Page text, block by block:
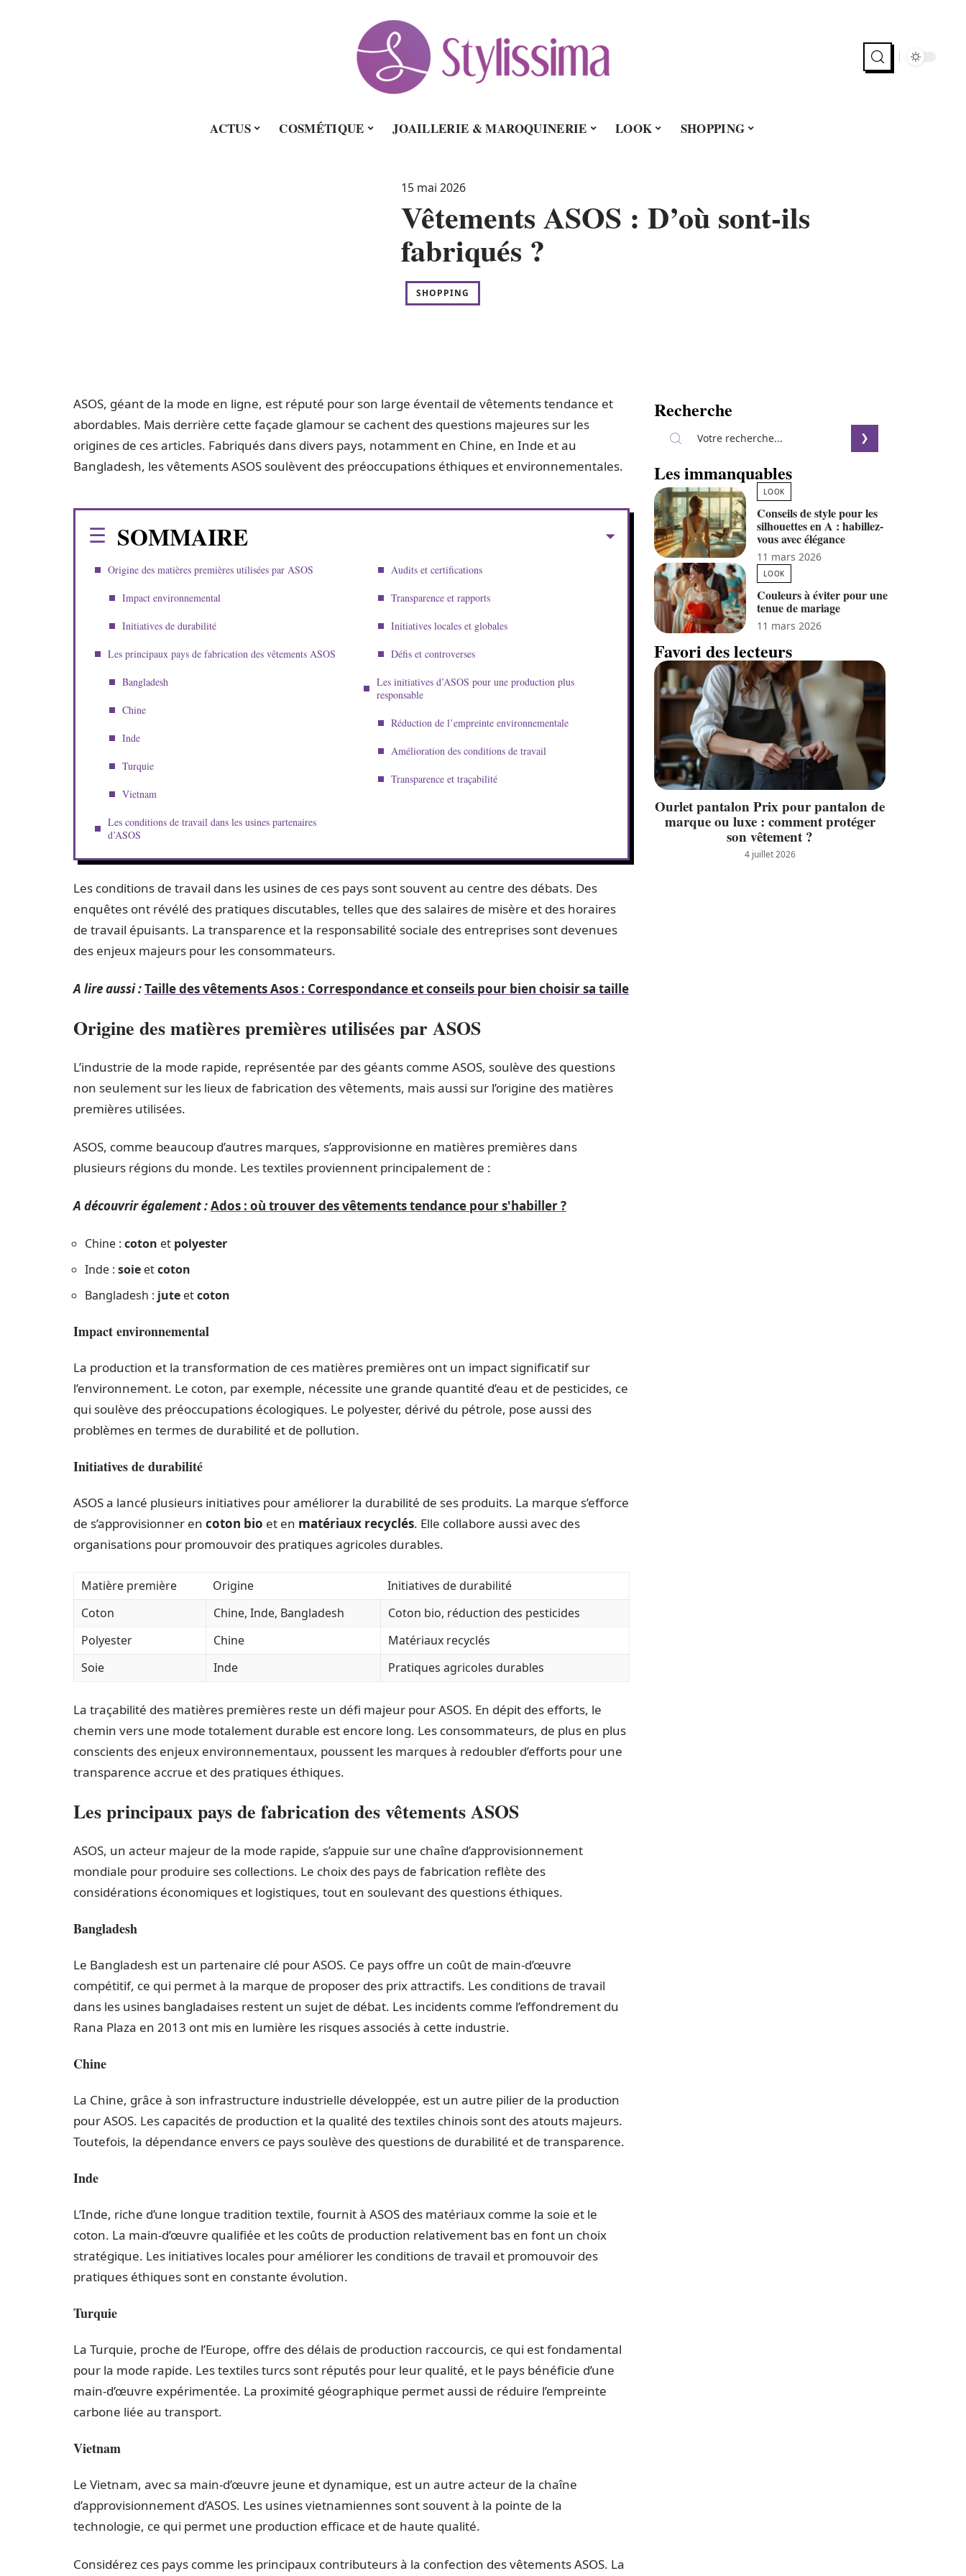
ACTUS COSMÉTIQUE JOAILLERIE & MAROQUINERIE LOOK SHOPPING
15 mai 2026
Vêtements ASOS : D’où sont-ils
fabriqués ?
SHOPPING
ASOS, géant de la mode en ligne, est réputé pour son large éventail de vêtements tendance et
abordables. Mais derrière cette façade glamour se cachent des questions majeures sur les
origines de ces articles. Fabriqués dans divers pays, notamment en Chine, en Inde et au
Bangladesh, les vêtements ASOS soulèvent des préoccupations éthiques et environnementales.
SOMMAIRE
Origine des matières premières utilisées par ASOS
Impact environnemental
Initiatives de durabilité
Les principaux pays de fabrication des vêtements ASOS
Bangladesh
Chine
Inde
Turquie
Vietnam
Les conditions de travail dans les usines partenaires
d’ASOS
Audits et certifications
Transparence et rapports
Initiatives locales et globales
Défis et controverses
Les initiatives d’ASOS pour une production plus
responsable
Réduction de l’empreinte environnementale
Amélioration des conditions de travail
Transparence et traçabilité
Les conditions de travail dans les usines de ces pays sont souvent au centre des débats. Des
enquêtes ont révélé des pratiques discutables, telles que des salaires de misère et des horaires
de travail épuisants. La transparence et la responsabilité sociale des entreprises sont devenues
des enjeux majeurs pour les consommateurs.
A lire aussi :Taille des vêtements Asos : Correspondance et conseils pour bien choisir sa taille
Origine des matières premières utilisées par ASOS
L’industrie de la mode rapide, représentée par des géants comme ASOS, soulève des questions
non seulement sur les lieux de fabrication des vêtements, mais aussi sur l’origine des matières
premières utilisées.
ASOS, comme beaucoup d’autres marques, s’approvisionne en matières premières dans
plusieurs régions du monde. Les textiles proviennent principalement de :
A découvrir également :Ados : où trouver des vêtements tendance pour s'habiller ?
Chine : coton et polyester
Inde : soie etcoton
Bangladesh : jute etcoton
Impact environnemental
La production et la transformation de ces matières premières ont un impact significatif sur
l’environnement. Le coton, par exemple, nécessite une grande quantité d’eau et de pesticides, ce
qui soulève des préoccupations écologiques. Le polyester, dérivé du pétrole, pose aussi des
problèmes en termes de durabilité et de pollution.
Initiatives de durabilité
ASOS a lancé plusieurs initiatives pour améliorer la durabilité de ses produits. La marque s’efforce
de s’approvisionner en coton bio et en matériaux recyclés. Elle collabore aussi avec des
organisations pour promouvoir des pratiques agricoles durables.
Matière première Origine
Initiatives de durabilité
Coton
Chine, Inde, Bangladesh
Coton bio, réduction des pesticides
Polyester
Chine
Matériaux recyclés
Soie
Inde Pratiques agricoles durables
La traçabilité des matières premières reste un défi majeur pour ASOS. En dépit des efforts, le
chemin vers une mode totalement durable est encore long. Les consommateurs, de plus en plus
conscients des enjeux environnementaux, poussent les marques à redoubler d’efforts pour une
transparence accrue et des pratiques éthiques.
Les principaux pays de fabrication des vêtements ASOS
ASOS, un acteur majeur de la mode rapide, s’appuie sur une chaîne d’approvisionnement
mondiale pour produire ses collections. Le choix des pays de fabrication reflète des
considérations économiques et logistiques, tout en soulevant des questions éthiques.
Bangladesh
Le Bangladesh est un partenaire clé pour ASOS. Ce pays offre un coût de main-d’œuvre
compétitif, ce qui permet à la marque de proposer des prix attractifs. Les conditions de travail
dans les usines bangladaises restent un sujet de débat. Les incidents comme l’effondrement du
Rana Plaza en 2013 ont mis en lumière les risques associés à cette industrie.
Chine
La Chine, grâce à son infrastructure industrielle développée, est un autre pilier de la production
pour ASOS. Les capacités de production et la qualité des textiles chinois sont des atouts majeurs.
Toutefois, la dépendance envers ce pays soulève des questions de durabilité et de transparence.
Inde
L’Inde, riche d’une longue tradition textile, fournit à ASOS des matériaux comme la soie et le
coton. La main-d’œuvre qualifiée et les coûts de production relativement bas en font un choix
stratégique. Les initiatives locales pour améliorer les conditions de travail et promouvoir des
pratiques éthiques sont en constante évolution.
Turquie
La Turquie, proche de l’Europe, offre des délais de production raccourcis, ce qui est fondamental
pour la mode rapide. Les textiles turcs sont réputés pour leur qualité, et le pays bénéficie d’une
main-d’œuvre expérimentée. La proximité géographique permet aussi de réduire l’empreinte
carbone liée au transport.
Vietnam
Le Vietnam, avec sa main-d’œuvre jeune et dynamique, est un autre acteur de la chaîne
d’approvisionnement d’ASOS. Les usines vietnamiennes sont souvent à la pointe de la
technologie, ce qui permet une production efficace et de haute qualité.
Considérez ces pays comme les principaux contributeurs à la confection des vêtements ASOS. La
Recherche
Les immanquables
LOOK
Conseils de style pour les
silhouettes en A : habillez-
vous avec élégance
11 mars 2026
LOOK
Couleurs à éviter pour une
tenue de mariage
11 mars 2026
Favori des lecteurs
Ourlet pantalon Prix pour pantalon de
marque ou luxe : comment protéger
son vêtement ?
4 juillet 2026